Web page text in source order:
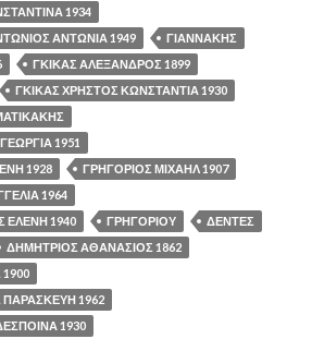
1934
ΑΝΤΩΝΙΑ 1949
ΓΙΑΝΝΑΚΗΣ
ΓΚΙΚΑΣ ΑΛΕΞΑΝΔΡΟΣ 1899
ΓΚΙΚΑΣ ΧΡΗΣΤΟΣ ΚΩΝΣΤΑΝΤΙΑ 1930
1951
1928
ΓΡΗΓΟΡΙΟΣ ΜΙΧΑΗΛ 1907
1964
ΕΛΕΝΗ 1940
ΓΡΗΓΟΡΙΟΥ
ΔΕΝΤΕΣ
ΔΗΜΗΤΡΙΟΣ ΑΘΑΝΑΣΙΟΣ 1862
1962
1930